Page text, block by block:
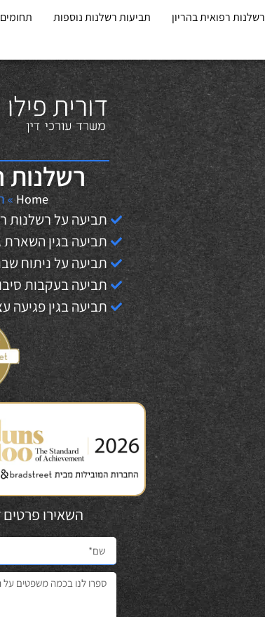
רשלנות רפואית בהריון תביעות רשלנות נוספות
רשלנות
Home
»
תביעה על רשלנות
תביעה בגין השארת
תביעה על ניתוח
תביעה בעקבות
תביעה בגין פגיעה
השאירו פרטים